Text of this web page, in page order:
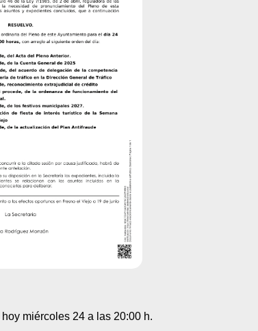
miércoles 24 a las 20:00 h.